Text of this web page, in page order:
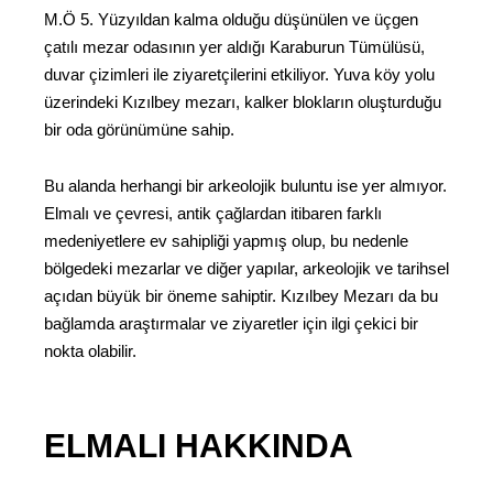
M.Ö 5. Yüzyıldan kalma olduğu düşünülen ve üçgen
çatılı mezar odasının yer aldığı Karaburun Tümülüsü,
duvar çizimleri ile ziyaretçilerini etkiliyor. Yuva köy yolu
üzerindeki Kızılbey mezarı, kalker blokların oluşturduğu
bir oda görünümüne sahip.
Bu alanda herhangi bir arkeolojik buluntu ise yer almıyor.
Elmalı ve çevresi, antik çağlardan itibaren farklı
medeniyetlere ev sahipliği yapmış olup, bu nedenle
bölgedeki mezarlar ve diğer yapılar, arkeolojik ve tarihsel
açıdan büyük bir öneme sahiptir. Kızılbey Mezarı da bu
bağlamda araştırmalar ve ziyaretler için ilgi çekici bir
nokta olabilir.
ELMALI HAKKINDA